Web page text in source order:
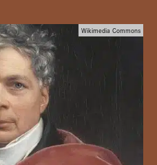
Wikimedia Commons